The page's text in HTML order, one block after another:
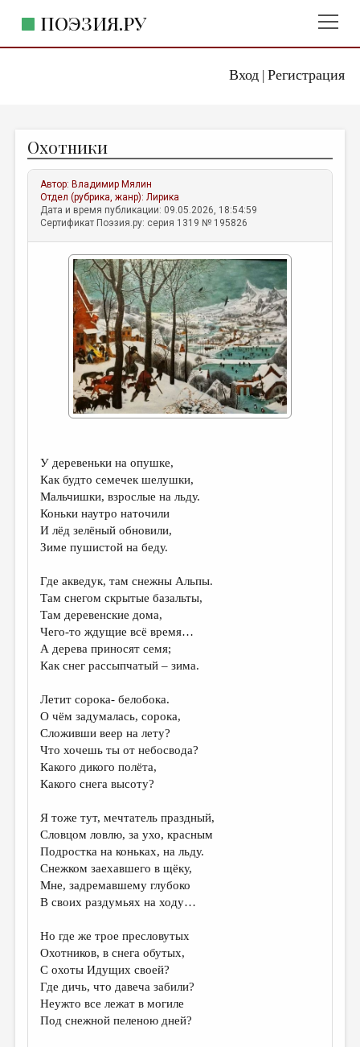
Вход| Регистрация
ПОЭЗИЯ.РУ
ЖАНРЫ
АВТОРЫ
КОММЕНТАРИИ
ЛИТСАЛОН
ПРАВИЛА САЙТА
ОТДЕЛЫ И РУБРИКИ
ИЗБРАННОЕ
ДАЙДЖЕСТ
ПРОИЗВЕДЕНИЯ
КОНКУРСЫ
ДЕТСКАЯ КОМНАТА
КНИЖНАЯ ПОЛКА
ОБЗОР ЛИТЕРАТУРЫ
СТРАНИЦЫ ПАМЯТИ
ОБЪЯВЛЕНИЯ
КОЛОНКА РЕДАКТОРА
РЕДКОЛЛЕГИЯ
ОТ РЕДАКЦИИ
МАЛАЯ ПРОЗА
ЭССЕИСТИКА
ЛИТЕРАТУРОВЕДЕНИЕ
КУЛЬТУРОВЕДЕНИЕ
ПУБЛИЦИСТИКА
РЕЦЕНЗИРОВАНИЕ
ЦИКЛЫ ПУБЛИКАЦИЙ
МЕДИА
ВКОНТАКТЕ
Охотники
Автор: Владимир Мялин
Отдел (рубрика, жанр):Лирика
Дата и время публикации: 09.05.2026, 18:54:59
Сертификат Поэзия.ру: серия 1319 № 195826
У деревеньки на опушке,
Как будто семечек шелушки,
Мальчишки, взрослые на льду.
Коньки наутро наточили
И лёд зелёный обновили,
Зиме пушистой на беду.
Где акведук, там снежны Альпы.
Там снегом скрытые базальты,
Там деревенские дома,
Чего-то ждущие всё время…
А дерева приносят семя;
Как снег рассыпчатый – зима.
Летит сорока- белобока.
О чём задумалась, сорока,
Сложивши веер на лету?
Что хочешь ты от небосвода?
Какого дикого полёта,
Какого снега высоту?
Я тоже тут, мечтатель праздный,
Словцом ловлю, за ухо, красным
Подростка на коньках, на льду.
Снежком заехавшего в щёку,
Мне, задремавшему глубоко
В своих раздумьях на ходу…
Но где же трое пресловутых
Охотников, в снега обутых,
С охоты Идущих своей?
Где дичь, что давеча забили?
Неужто все лежат в могиле
Под снежной пеленою дней?